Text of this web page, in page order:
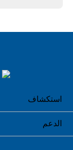
استكشاف
الدعم